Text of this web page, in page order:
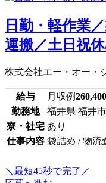
日勤・軽作業
運搬／土日祝
株式会社エー・オー・
給与 月収例260,400
勤務地
福井県 福井市
寮・社宅 あり
仕事内容 袋詰め / 物流
＼最短45秒で完了／